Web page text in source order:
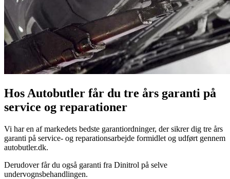
Hos Autobutler får du tre års garanti på
service og reparationer
Vi har en af markedets bedste garantiordninger, der sikrer dig tre års
garanti på service- og reparationsarbejde formidlet og udført gennem
autobutler.dk.
Derudover får du også garanti fra Dinitrol på selve
undervognsbehandlingen.